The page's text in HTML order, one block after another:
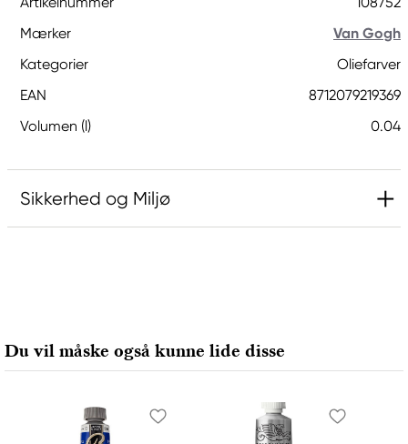
Mærker
Van Gogh
Kategorier
Oliefarver
EAN
8712079219369
Volumen (l)
0.04
Sikkerhed og Miljø
7311 PD Apeldoorn, Netherlands
info@royaltalens.com
Du vil måske også kunne lide disse